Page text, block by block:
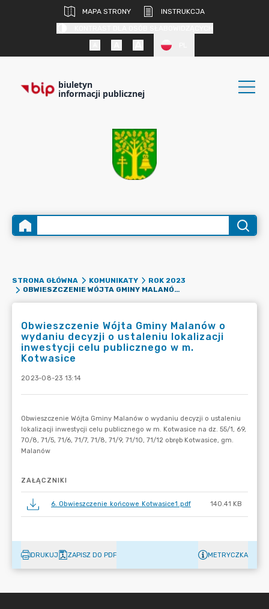
MAPA STRONY
INSTRUKCJA
biuletyn
informacji publicznej
STRONA GŁÓWNA KOMUNIKATY
ROK 2023
OBWIESZCZENIE WÓJTA GMINY MALANÓW O WYDANIU DECYZJI O USTALENIU LOKALIZACJI INWESTYCJI CELU PUBLICZNEGO W M. KOTWASICE
Obwieszczenie Wójta Gminy Malanów o
wydaniu decyzji o ustaleniu lokalizacji
inwestycji celu publicznego w m.
Kotwasice
2023-08-23 13:14
ZAŁĄCZNIKI
6. Obwieszczenie końcowe Kotwasice1.pdf 140.41 KB
DRUKUJ ZAPISZ DO PDF METRYCZKA